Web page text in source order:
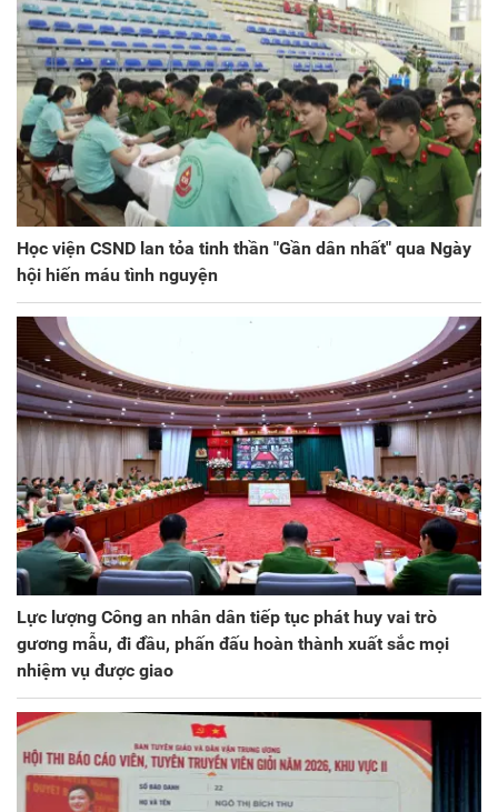
Học viện CSND lan tỏa tinh thần "Gần dân nhất" qua Ngày
hội hiến máu tình nguyện
Lực lượng Công an nhân dân tiếp tục phát huy vai trò
gương mẫu, đi đầu, phấn đấu hoàn thành xuất sắc mọi
nhiệm vụ được giao